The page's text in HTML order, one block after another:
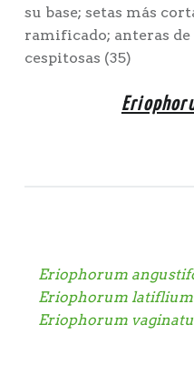
su base; setas más
ramificado; anteras de
cespitosas (35)
Eriophorum
Eriophorum latiflium
Eriophorum